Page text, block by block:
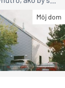
Môj dom